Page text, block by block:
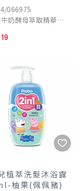
066975
奶酵母萃取精華
肌膚屏障
濕因子，肌膚滑嫩細緻
寶寶奶香
寶貝帶來潔淨、舒適的
植萃洗髮沐浴露
柚果(佩佩豬)